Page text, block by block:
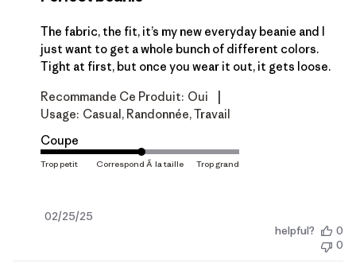
The fabric, the fit, it’s my new everyday beanie and I
just want to get a whole bunch of different colors.
Tight at first, but once you wear it out, it gets loose.
Recommande Ce Produit: Oui
Usage: Casual, Randonnée, Travail
Coupe
Date
02/25/25
helpful?
0
0